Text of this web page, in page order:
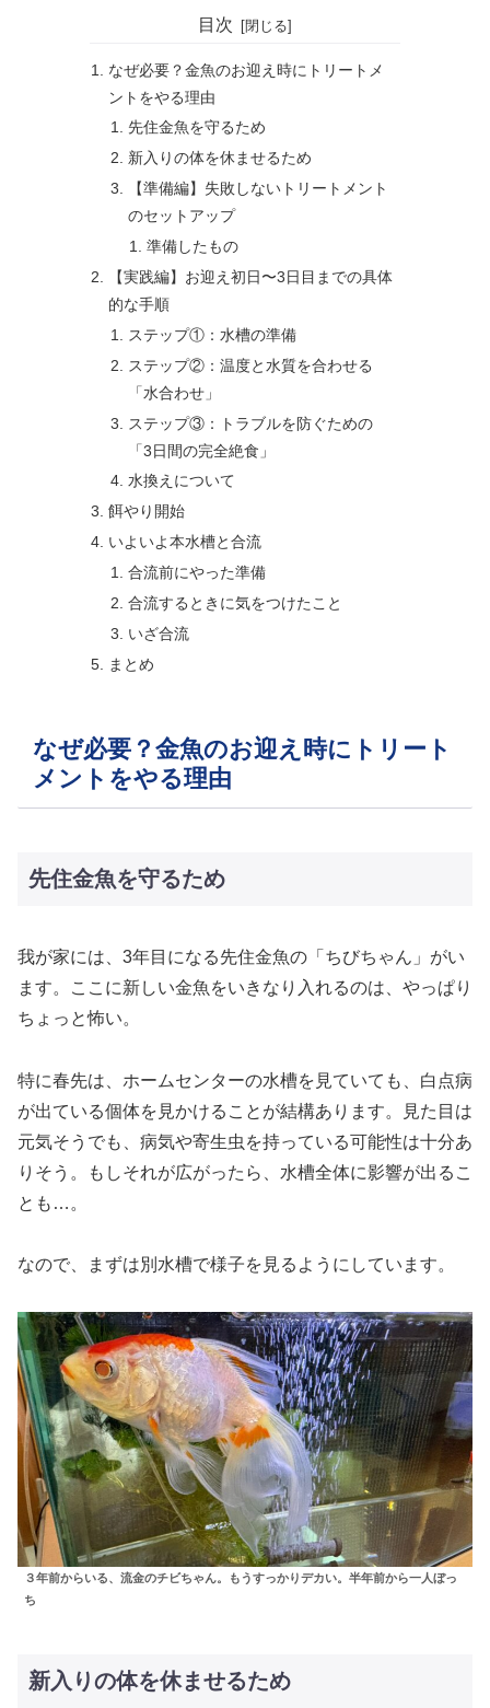
目次
なぜ必要？金魚のお迎え時にトリートメ
ントをやる理由
先住金魚を守るため
新入りの体を休ませるため
【準備編】失敗しないトリートメント
のセットアップ
準備したもの
【実践編】お迎え初日〜3日目までの具体
的な手順
ステップ①：水槽の準備
ステップ②：温度と水質を合わせる
「水合わせ」
ステップ③：トラブルを防ぐための
「3日間の完全絶食」
水換えについて
餌やり開始
いよいよ本水槽と合流
合流前にやった準備
合流するときに気をつけたこと
いざ合流
まとめ
なぜ必要？金魚のお迎え時にトリート
メントをやる理由
先住金魚を守るため
我が家には、3年目になる先住金魚の「ちびちゃん」がい
ます。ここに新しい金魚をいきなり入れるのは、やっぱり
ちょっと怖い。
特に春先は、ホームセンターの水槽を見ていても、白点病
が出ている個体を見かけることが結構あります。見た目は
元気そうでも、病気や寄生虫を持っている可能性は十分あ
りそう。もしそれが広がったら、水槽全体に影響が出るこ
とも…。
なので、まずは別水槽で様子を見るようにしています。
３年前からいる、流金のチビちゃん。もうすっかりデカい。半年前から一人ぼっ
ち
新入りの体を休ませるため